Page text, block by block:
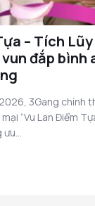
– Tích
đắp bình
3Gang chính
“Vu Lan Điểm
ưu...